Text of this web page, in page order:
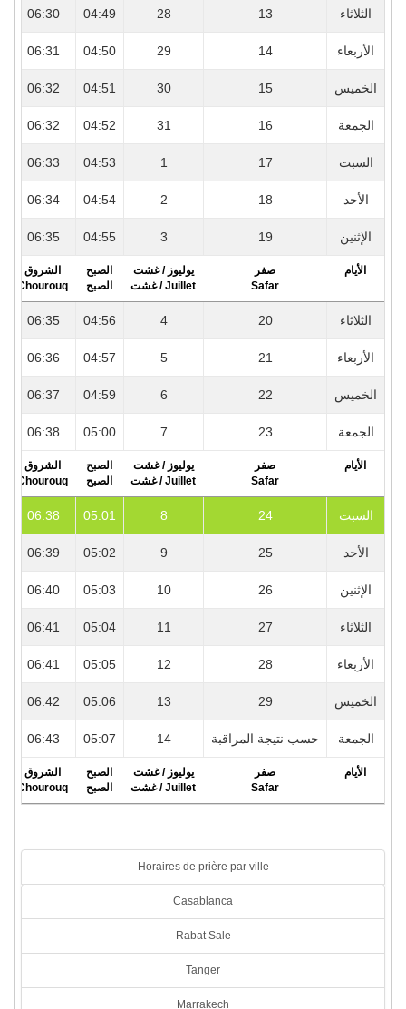
الثلاثاء 13
28
04:49
06:30
الأربعاء 14
29
04:50
06:31
الخميس 15
30
04:51
06:32
الجمعة 16
31
04:52
06:32
السبت 17
1
04:53
06:33
الأحد 18
2
04:54
06:34
الإثنين 19
3
04:55
06:35
الأيام
صفر
Safar
يوليوز / غشت
Juillet / غشت
الصبح
الصبح
الشروق
Chourouq
الثلاثاء 20
4
04:56
06:35
الأربعاء 21
5
04:57
06:36
الخميس 22
6
04:59
06:37
الجمعة 23
7
05:00
06:38
الأيام
صفر
Safar
يوليوز / غشت
Juillet / غشت
الصبح
الصبح
الشروق
Chourouq
السبت 24
8
05:01
06:38
الأحد 25
9
05:02
06:39
الإثنين 26
10
05:03
06:40
الثلاثاء 27
11
05:04
06:41
الأربعاء 28
12
05:05
06:41
الخميس 29
13
05:06
06:42
الجمعة حسب نتيجة المراقبة 14
05:07
06:43
الأيام
صفر
Safar
يوليوز / غشت
Juillet / غشت
الصبح
الصبح
الشروق
Chourouq
Horaires de prière par ville
Casablanca
Rabat Sale
Tanger
Marrakech